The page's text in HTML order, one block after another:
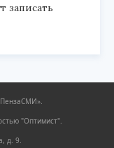
записать
"Оптимист".
д. 9.